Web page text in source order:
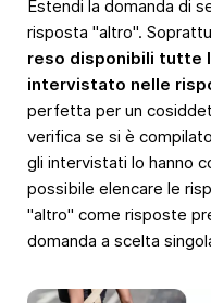
Estendi la domanda di
risposta "altro".
reso disponibili tutte
intervistato nelle
perfetta per un
verifica se si è
gli intervistati lo hanno
possibile elencare le
"altro" come risposte
domanda a scelta